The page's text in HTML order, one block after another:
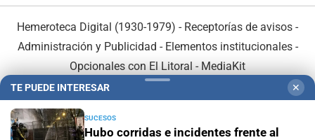
Hemeroteca Digital (1930-1979) - Receptorías de avisos -
Administración y Publicidad - Elementos institucionales-
Opcionales con El Litoral - MediaKit
TE PUEDE INTERESAR ✕
SUCESOS
Hubo corridas e incidentes frente al